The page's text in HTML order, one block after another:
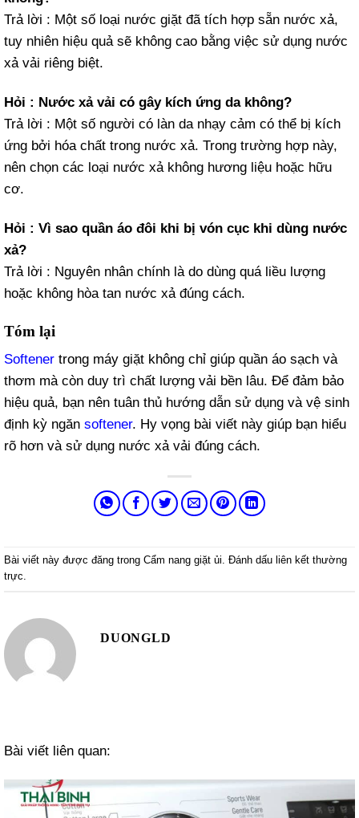
Trả lời : Một số loại nước giặt đã tích hợp sẵn nước xả,
tuy nhiên hiệu quả sẽ không cao bằng việc sử dụng nước
xả vải riêng biệt.
Hỏi : Nước xả vải có gây kích ứng da không?
Trả lời : Một số người có làn da nhạy cảm có thể bị kích
ứng bởi hóa chất trong nước xả. Trong trường hợp này,
nên chọn các loại nước xả không hương liệu hoặc hữu
cơ.
Hỏi : Vì sao quần áo đôi khi bị vón cục khi dùng nước
xả?
Trả lời : Nguyên nhân chính là do dùng quá liều lượng
hoặc không hòa tan nước xả đúng cách.
Tóm lại
Softener trong máy giặt không chỉ giúp quần áo sạch và
thơm mà còn duy trì chất lượng vải bền lâu. Để đảm bảo
hiệu quả, bạn nên tuân thủ hướng dẫn sử dụng và vệ sinh
định kỳ ngăn softener. Hy vọng bài viết này giúp bạn hiểu
rõ hơn và sử dụng nước xả vải đúng cách.
Bài viết này được đăng trong Cẩm nang giặt ủi. Đánh dấu liên kết thường
trực.
DUONGLD
Bài viết liên quan: